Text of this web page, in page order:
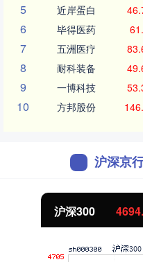
5 近岸蛋白
6 毕得医药
7 五洲医疗
8 耐科装备
9 一博科技
10 方邦股份
沪深京
北证50